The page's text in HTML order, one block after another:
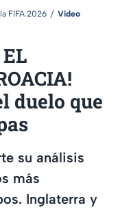
FIFA 2026 Video
duelo que
su análisis
más
Inglaterra y